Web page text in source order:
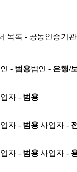
목록 - 공동인증기
- 범용법인 - 은행/
자 - 범용
자 - 범용 사업자 -
자 - 범용 사업자 -